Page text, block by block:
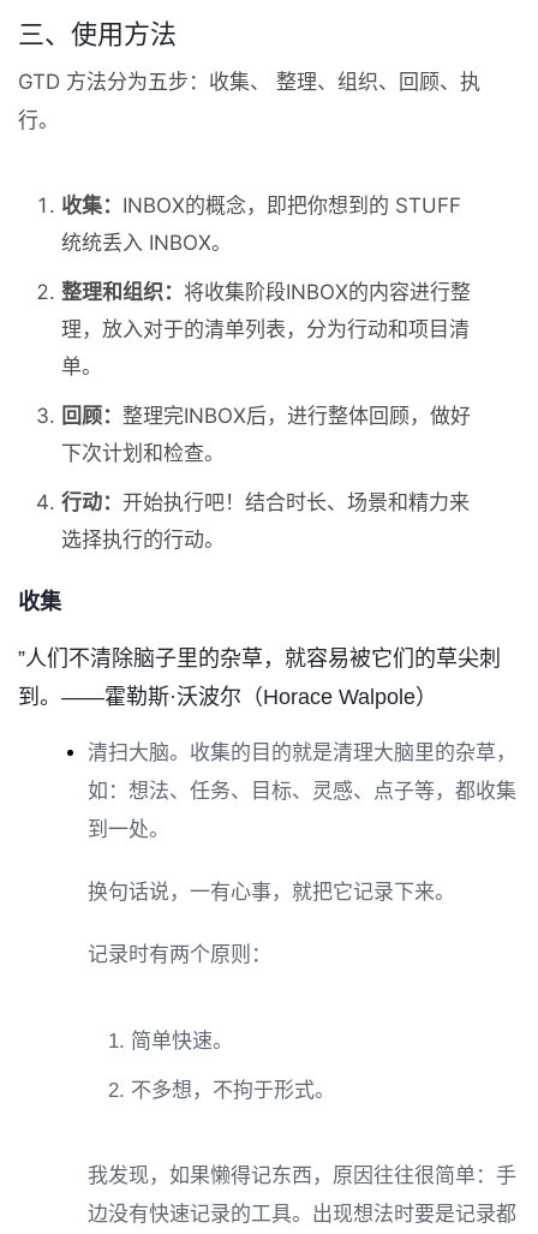
三、使用方法
GTD 方法分为五步：收集、 整理、组织、回顾、执
行。
收集： INBOX的概念，即把你想到的 STUFF
统统丢入 INBOX。
整理和组织： 将收集阶段INBOX的内容进行整
理，放入对于的清单列表，分为行动和项目清
单。
回顾： 整理完INBOX后，进行整体回顾，做好
下次计划和检查。
行动： 开始执行吧！结合时长、场景和精力来
选择执行的行动。
收集
”人们不清除脑子里的杂草，就容易被它们的草尖刺
到。——霍勒斯·沃波尔（Horace Walpole）
清扫大脑。收集的目的就是清理大脑里的杂草，
如：想法、任务、目标、灵感、点子等，都收集
到一处。
换句话说，一有心事，就把它记录下来。
记录时有两个原则：
简单快速。
不多想，不拘于形式。
我发现，如果懒得记东西，原因往往很简单：手
边没有快速记录的工具。出现想法时要是记录都